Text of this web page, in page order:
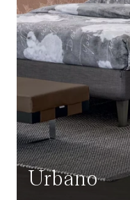
Urbano